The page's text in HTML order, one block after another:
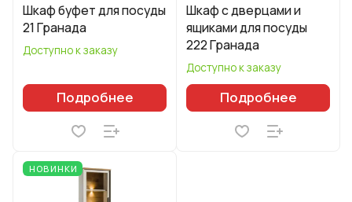
Шкаф буфет для посуды
21 Гранада
Доступно к заказу
Подробнее
Шкаф с дверцами и
ящиками для посуды
222 Гранада
Доступно к заказу
Подробнее
НОВИНКИ